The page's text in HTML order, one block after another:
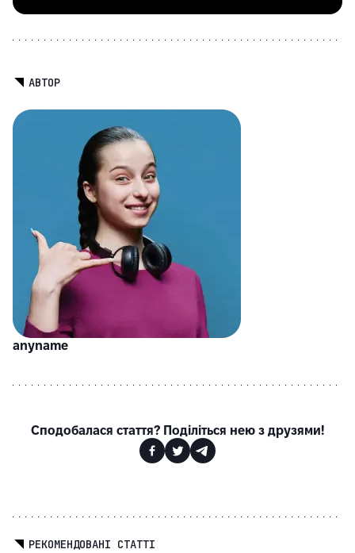
АВТОР
anyname
Сподобалася стаття? Поділіться нею з друзями!
РЕКОМЕНДОВАНІ СТАТТІ